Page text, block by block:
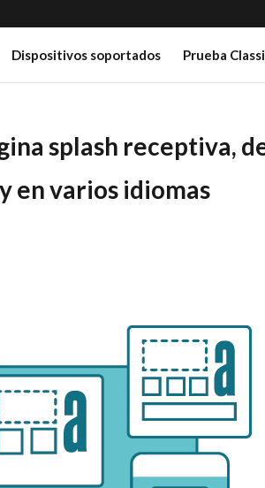
Dispositivos soportados Prueba
splash receptiva,
y en varios idiomas